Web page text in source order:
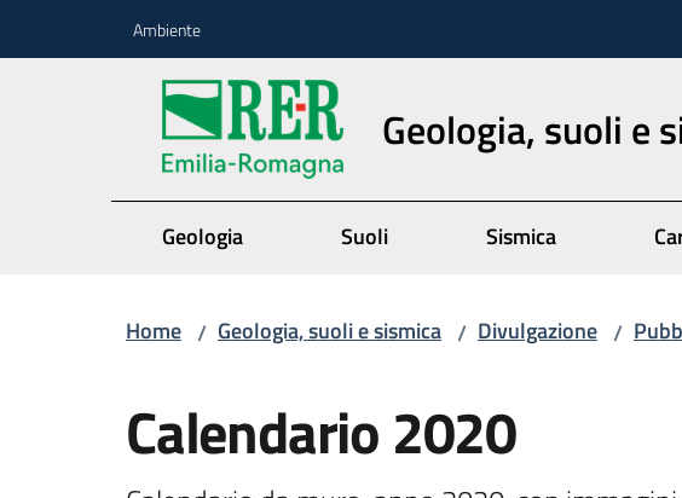
Ambiente
Geologia, suoli e
Geologia Suoli Sismica
Home / Geologia, suoli e sismica / Divulgazione /
Calendario 2020